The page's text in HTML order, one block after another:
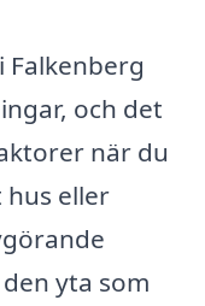
Falkenberg
och det
när du
eller
yta som